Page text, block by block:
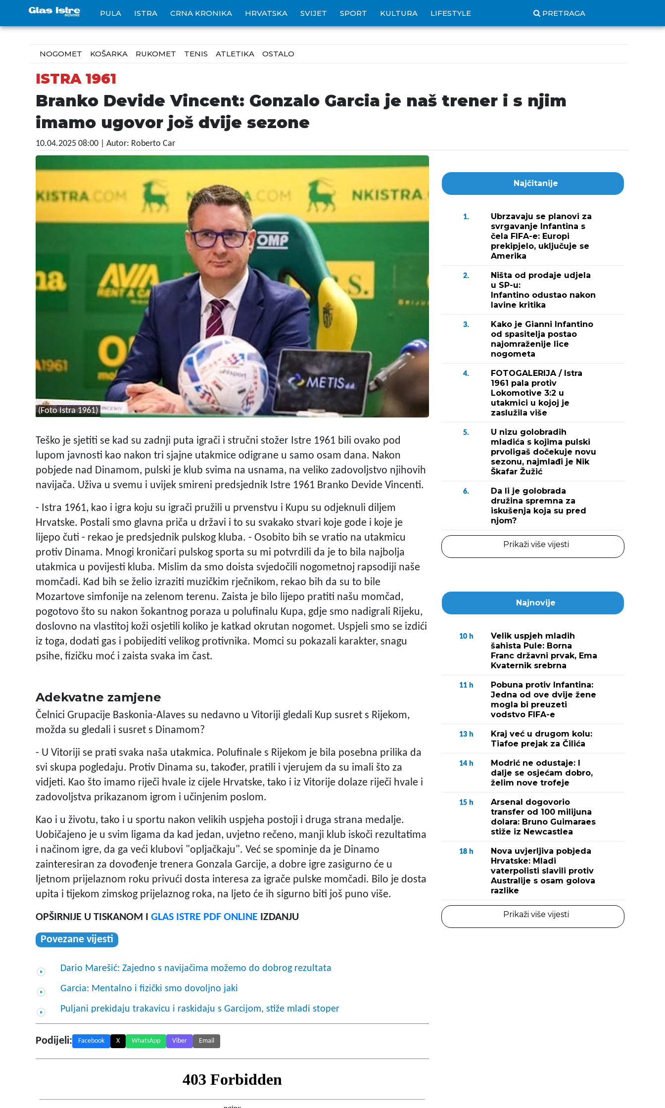
PULA ISTRA CRNA KRONIKA HRVATSKA SVIJET SPORT KULTURA LIFESTYLE PRETRAGA
NOGOMET KOŠARKA RUKOMET TENIS ATLETIKA OSTALO
ISTRA 1961
Branko Devide Vincent: Gonzalo Garcia je naš trener i s njim
imamo ugovor još dvije sezone
10.04.2025 08:00 | Autor: Roberto Car
(Foto Istra 1961)
Teško je sjetiti se kad su zadnji puta igrači i stručni stožer Istre 1961 bili ovako pod
lupom javnosti kao nakon tri sjajne utakmice odigrane u samo osam dana. Nakon
pobjede nad Dinamom, pulski je klub svima na usnama, na veliko zadovoljstvo njihovih
navijača. Uživa u svemu i uvijek smireni predsjednik Istre 1961 Branko Devide Vincenti.
- Istra 1961, kao i igra koju su igrači pružili u prvenstvu i Kupu su odjeknuli diljem
Hrvatske. Postali smo glavna priča u državi i to su svakako stvari koje gode i koje je
lijepo čuti - rekao je predsjednik pulskog kluba. - Osobito bih se vratio na utakmicu
protiv Dinama. Mnogi kroničari pulskog sporta su mi potvrdili da je to bila najbolja
utakmica u povijesti kluba. Mislim da smo doista svjedočili nogometnoj rapsodiji naše
momčadi. Kad bih se želio izraziti muzičkim rječnikom, rekao bih da su to bile
Mozartove simfonije na zelenom terenu. Zaista je bilo lijepo pratiti našu momčad,
pogotovo što su nakon šokantnog poraza u polufinalu Kupa, gdje smo nadigrali Rijeku,
doslovno na vlastitoj koži osjetili koliko je katkad okrutan nogomet. Uspjeli smo se izdići
iz toga, dodati gas i pobijediti velikog protivnika. Momci su pokazali karakter, snagu
psihe, fizičku moć i zaista svaka im čast.
Adekvatne zamjene
Čelnici Grupacije Baskonia-Alaves su nedavno u Vitoriji gledali Kup susret s Rijekom,
možda su gledali i susret s Dinamom?
- U Vitoriji se prati svaka naša utakmica. Polufinale s Rijekom je bila posebna prilika da
svi skupa pogledaju. Protiv Dinama su, također, pratili i vjerujem da su imali što za
vidjeti. Kao što imamo riječi hvale iz cijele Hrvatske, tako i iz Vitorije dolaze riječi hvale i
zadovoljstva prikazanom igrom i učinjenim poslom.
Kao i u životu, tako i u sportu nakon velikih uspjeha postoji i druga strana medalje.
Uobičajeno je u svim ligama da kad jedan, uvjetno rečeno, manji klub iskoči rezultatima
i načinom igre, da ga veći klubovi "opljačkaju". Već se spominje da je Dinamo
zainteresiran za dovođenje trenera Gonzala Garcije, a dobre igre zasigurno će u
ljetnom prijelaznom roku privući dosta interesa za igrače pulske momčadi. Bilo je dosta
upita i tijekom zimskog prijelaznog roka, na ljeto će ih sigurno biti još puno više.
OPŠIRNIJE U TISKANOM I GLAS ISTRE PDF ONLINE IZDANJU
Povezane vijesti
Dario Marešić: Zajedno s navijačima možemo do dobrog rezultata
Garcia: Mentalno i fizički smo dovoljno jaki
Puljani prekidaju trakavicu i raskidaju s Garcijom, stiže mladi stoper
Podijeli: Facebook X WhatsApp Viber Email
Najčitanije
1.
Ubrzavaju se planovi za
svrgavanje Infantina s
čela FIFA-e: Europi
prekipjelo, uključuje se
Amerika
2.
Ništa od prodaje udjela
u SP-u:
Infantino odustao nakon
lavine kritika
3.
Kako je Gianni Infantino
od spasitelja postao
najomraženije lice
nogometa
4.
FOTOGALERIJA / Istra
1961 pala protiv
Lokomotive 3:2 u
utakmici u kojoj je
zaslužila više
5.
U nizu golobradih
mladića s kojima pulski
prvoligaš dočekuje novu
sezonu, najmlađi je Nik
Škafar Žužić
6.
Da li je golobrada
družina spremna za
iskušenja koja su pred
njom?
Prikaži više vijesti
Najnovije
10 h
Velik uspjeh mladih
šahista Pule: Borna
Franc državni prvak, Ema
Kvaternik srebrna
11 h
Pobuna protiv Infantina:
Jedna od ove dvije žene
mogla bi preuzeti
vodstvo FIFA-e
13 h
Kraj već u drugom kolu:
Tiafoe prejak za Čilića
14 h
Modrić ne odustaje: I
dalje se osjećam dobro,
želim nove trofeje
15 h
Arsenal dogovorio
transfer od 100 milijuna
dolara: Bruno Guimaraes
stiže iz Newcastlea
18 h
Nova uvjerljiva pobjeda
Hrvatske: Mladi
vaterpolisti slavili protiv
Australije s osam golova
razlike
Prikaži više vijesti